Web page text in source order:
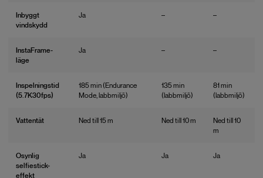
Inbyggt
vindskydd
Ja – –
InstaFrame-
läge
Ja – –
Inspelningstid
(5.7K30fps)
185 min (Endurance
Mode, labbmiljö)
135 min
(labbmiljö)
81 min
(labbmiljö)
Vattentät Ned till15 m Ned till10 m Ned till10
m
Osynlig
selfiestick-
effekt
Ja Ja Ja